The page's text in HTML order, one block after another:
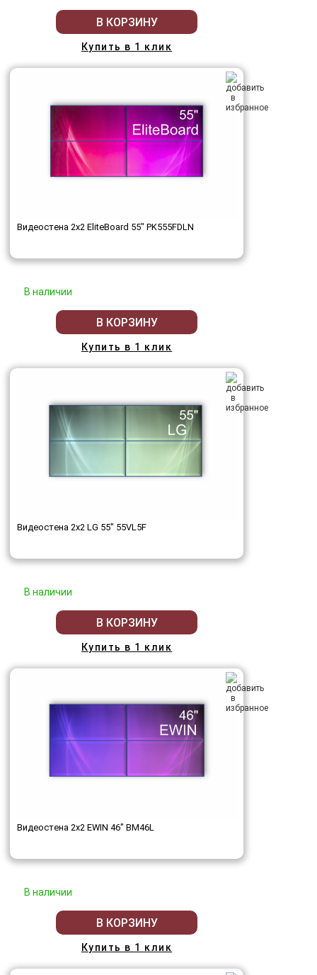
В КОРЗИНУ
Купить в 1 клик
Видеостена 2x2 EliteBoard 55" PK555FDLN
В наличии
В КОРЗИНУ
Купить в 1 клик
Видеостена 2x2 LG 55" 55VL5F
В наличии
В КОРЗИНУ
Купить в 1 клик
Видеостена 2x2 EWIN 46" BM46L
В наличии
В КОРЗИНУ
Купить в 1 клик